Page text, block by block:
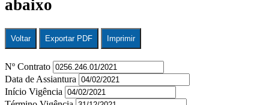
abaixo
Voltar Exportar PDF Imprimir
Nº Contrato
Data de Assiantura
Início Vigência